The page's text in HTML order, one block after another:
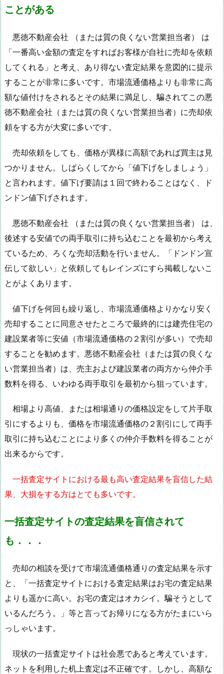
ことがある
悪徳不動産会社 （または質の良くない営業担当者） は
「一番高い金額の査定をすればお客様が自社に売却を依頼
してくれる」と考え、あり得ない査定結果を意図的に提示
することが非常に多いです。市場流通価格よりも非常に高
額な値付けをされるとその結果に満足し、騙されてこの悪
徳不動産会社（または質の良くない営業担当者）に売却依
頼をする方が大変に多いです。
売却依頼をしても、価格が異様に高額であれば買主は見
つかりません。しばらくしてから「値下げをしましょう」
と言われます。値下げ要請は１回で終わることはなく、ド
ンドン値下げされます。
悪徳不動産会社 （または質の良くない営業担当者） は、
後述する安値での両手取引に持ち込むことを最初から考え
ているため、ろくな売却活動を行いません。「ドンドン宣
伝して欲しい」と依頼してもレインズにすら掲載しないこ
とがよくあります。
値下げを何回も繰り返し、市場流通価格よりかなり安く
売却することに同意させたところで最終的には建売住宅の
建設業者等に安値（市場流通価格の２割引が多い）で売却
することを勧めます。悪徳不動産会社（または質の良くな
い営業担当者）は、売主および建設業者の両方から仲介手
数料を得る、いわゆる両手取引を最初から狙っています。
相場より高値、または相場通りの価格設定をして片手取
引にするよりも、価格を市場流通価格の２割引にして両手
取引に持ち込むことにより多くの仲介手数料を得ることが
出来るからです。
一括査定サイトにおける最も高い査定結果を盲信した結
果、大損をする方はとても多いです。
一括査定サイトの査定結果を盲信されて
も．．．
売却の相談を受けて市場流通価格通りの査定結果を示す
と、「一括査定サイトにおける査定結果はお宅の査定結果
よりも遥かに高い。お宅の査定はオカシイ。騙そうとして
いるんだろう。」等と言ってお帰りになる方がたまにいら
っしゃいます。
現状の一括査定サイトは社会悪であると考えています。
ネットを利用した机上査定は不正確です。しかし、高額な